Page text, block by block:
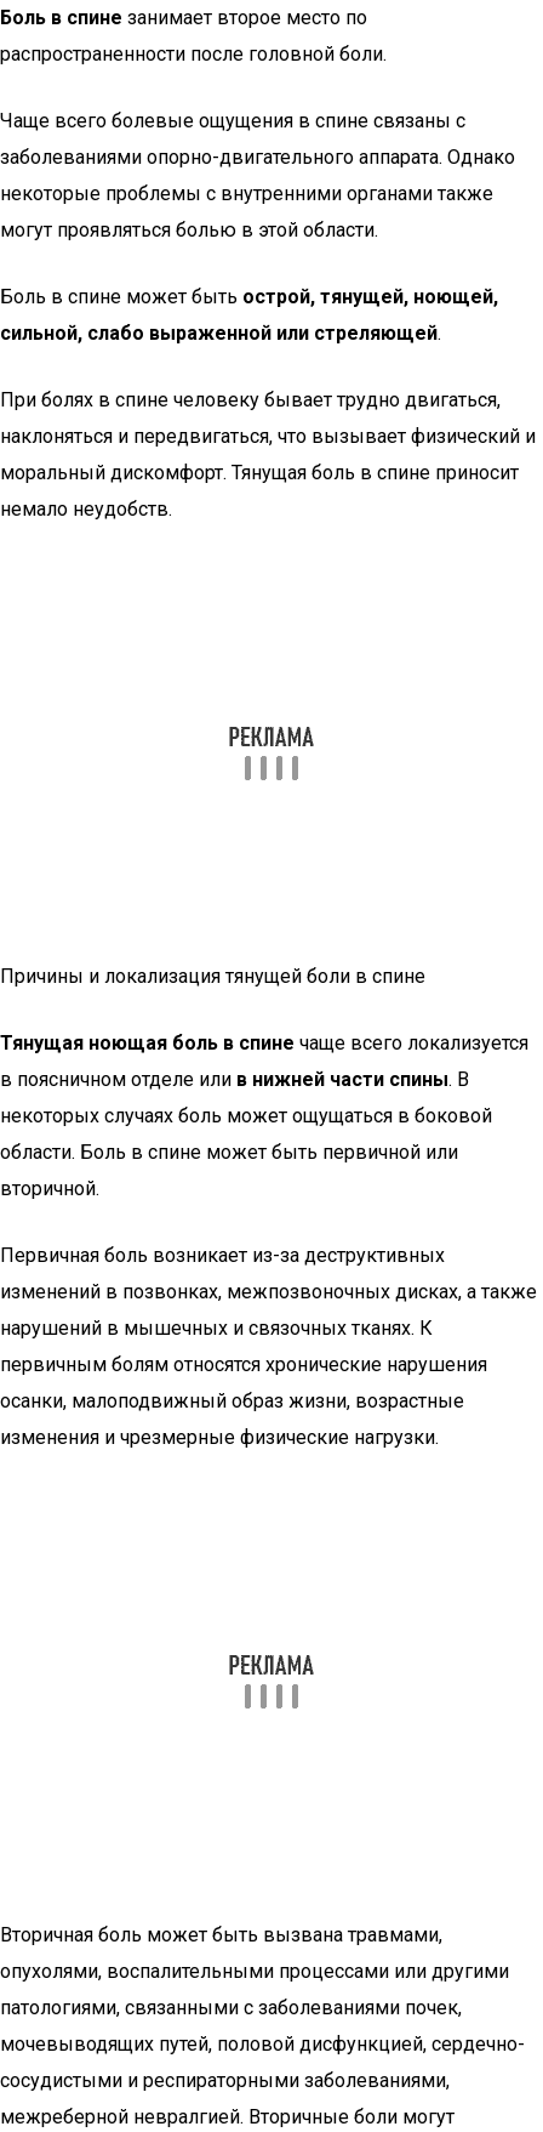
Боль в спине занимает второе место по
распространенности после головной боли.
Чаще всего болевые ощущения в спине связаны с
заболеваниями опорно-двигательного аппарата. Однако
некоторые проблемы с внутренними органами также
могут проявляться болью в этой области.
Боль в спине может быть острой, тянущей, ноющей,
сильной, слабо выраженной или стреляющей.
При болях в спине человеку бывает трудно двигаться,
наклоняться и передвигаться, что вызывает физический и
моральный дискомфорт. Тянущая боль в спине приносит
немало неудобств.
Причины и локализация тянущей боли в спине
Тянущая ноющая боль в спине чаще всего локализуется
в поясничном отделе или в нижней части спины. В
некоторых случаях боль может ощущаться в боковой
области. Боль в спине может быть первичной или
вторичной.
Первичная боль возникает из-за деструктивных
изменений в позвонках, межпозвоночных дисках, а также
нарушений в мышечных и связочных тканях. К
первичным болям относятся хронические нарушения
осанки, малоподвижный образ жизни, возрастные
изменения и чрезмерные физические нагрузки.
Вторичная боль может быть вызвана травмами,
опухолями, воспалительными процессами или другими
патологиями, связанными с заболеваниями почек,
мочевыводящих путей, половой дисфункцией, сердечно-
сосудистыми и респираторными заболеваниями,
межреберной невралгией. Вторичные боли могут